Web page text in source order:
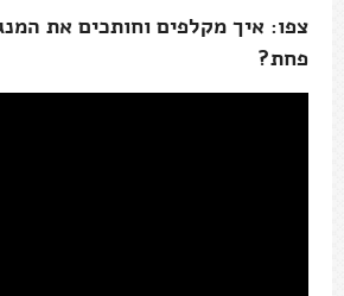
צפו: איך מקלפים וחותכים את
פחת?